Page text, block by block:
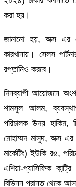
করা হয়।
জানানো হয়, অক্স এর
কারখানায়। সেলস
রপ্তানিও করবে।
দিনব্যাপী আয়োজনে অংশ
শামসুল আলম,
পরিচালক উদয় হাকিম,
মোহাম্মদ মাসুদ, অক্স এর
মার্কেটিং) ইউকি রঙ,
এশিয়া-প্যাসিফিক
বিভিন্ন প্রান্ত থেকে আসা